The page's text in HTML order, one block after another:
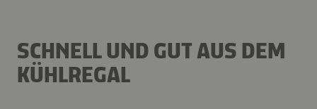
SCHNELL UND GUT AUS DEM
KÜHLREGAL